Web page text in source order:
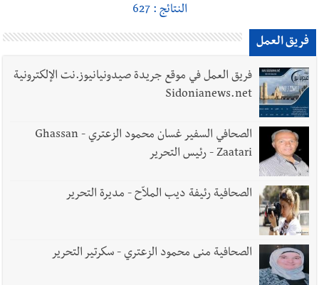
النتائج : 627
فريق العمل
فريق العمل في موقع جريدة صيدونيانيوز.نت الإلكترونية
Sidonianews.net
الصحافي السفير غسان محمود الزعتري - Ghassan
Zaatari - رئيس التحرير
الصحافية رئيفة ديب الملاّح - مديرة التحرير
الصحافية منى محمود الزعتري - سكرتير التحرير